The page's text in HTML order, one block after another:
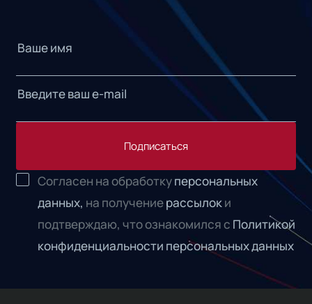
Подписаться
Согласен на обработкуперсональных
данных, на получениерассылоки
подтверждаю, что ознакомился с Политикой
конфиденциальности персональных данных